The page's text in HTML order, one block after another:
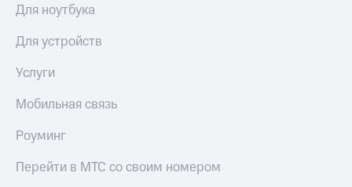
Для ноутбука
Для устройств
Услуги
Мобильная связь
Роуминг
Перейти в МТС со своим номером